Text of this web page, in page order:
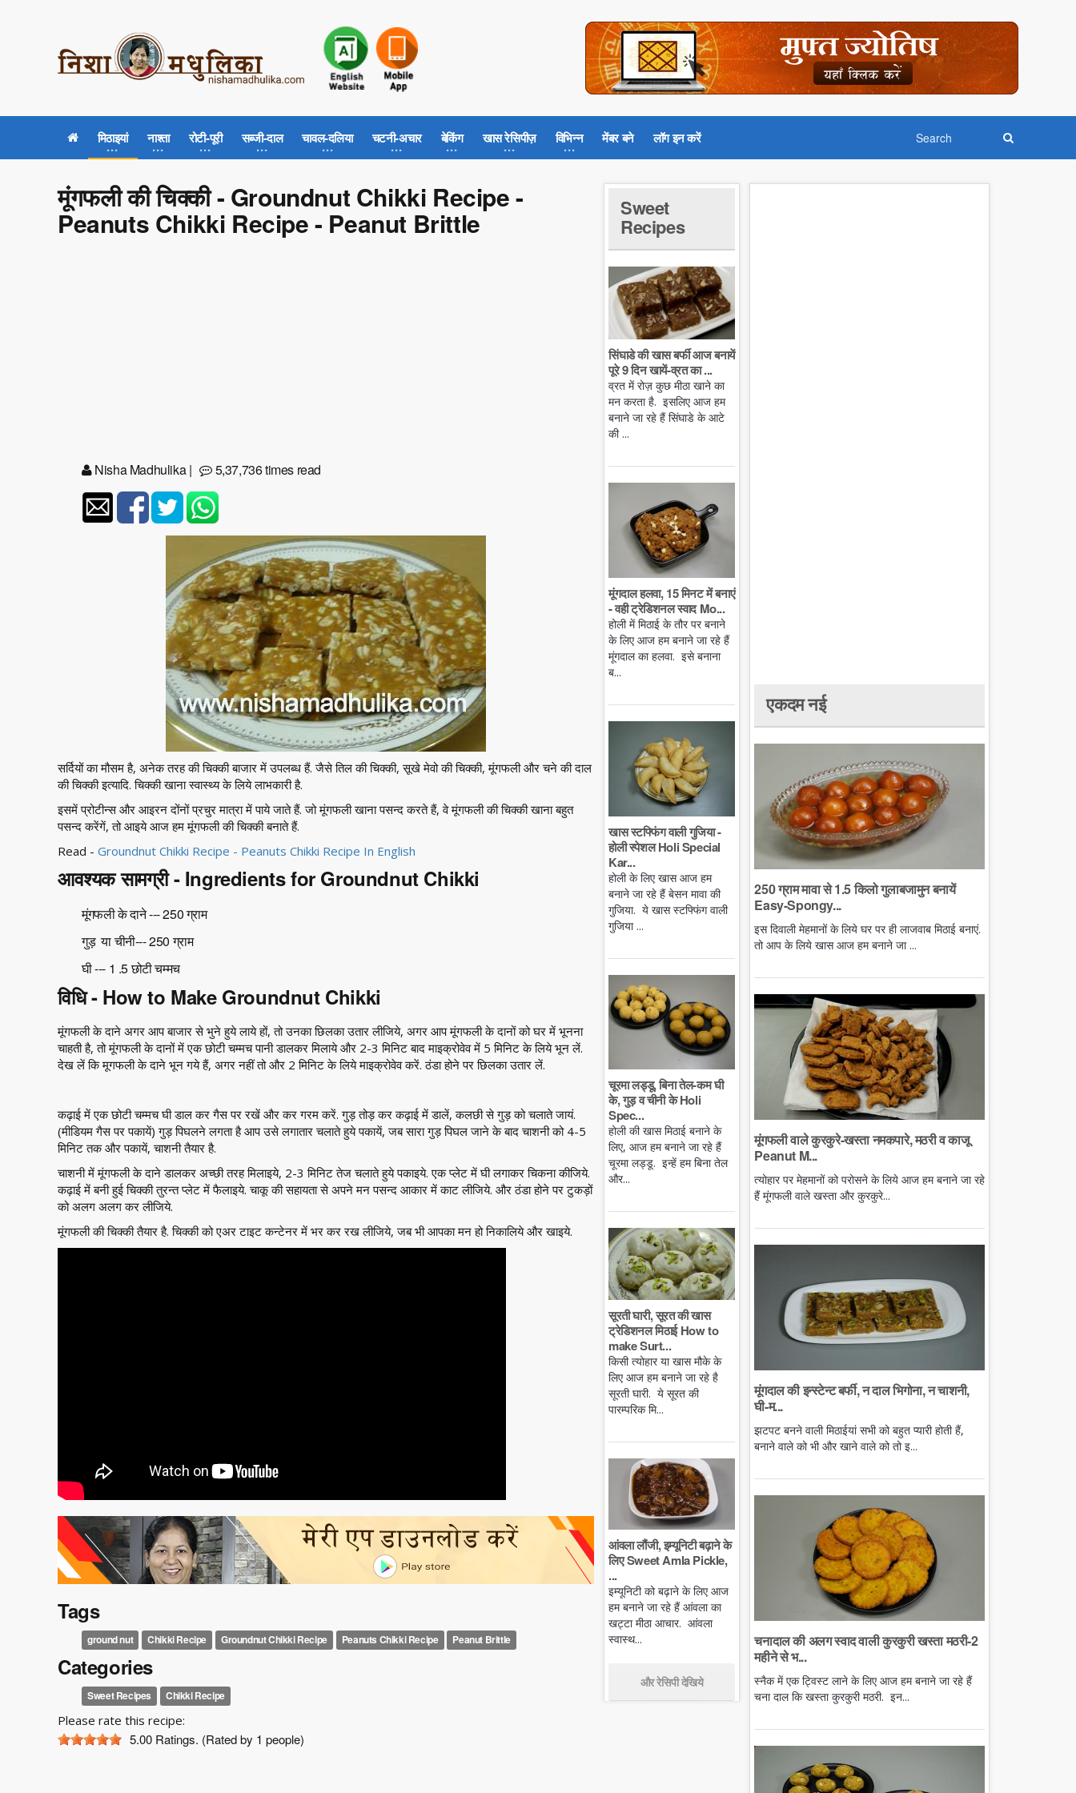
मिठाइयां नाश्ता रोटी-पूरी सब्जी-दाल चावल-दलिया चटनी-अचार बेकिंग खास रेसिपीज़ विभिन्न मेंबर बने लॉग इन करें
मूंगफली की चिक्की - Groundnut Chikki Recipe -
Peanuts Chikki Recipe - Peanut Brittle
Nisha Madhulika| 5,37,736 times read
सर्दियों का मौसम है, अनेक तरह की चिक्की बाजार में उपलब्ध हैं. जैसे तिल की चिक्की, सूखे मेवो की चिक्की, मूंगफली और चने की दाल
की चिक्की इत्यादि. चिक्की खाना स्वास्थ्य के लिये लाभकारी है.
इसमें प्रोटीन्स और आइरन दोंनों प्रचुर मात्रा में पाये जाते हैं. जो मूंगफली खाना पसन्द करते हैं, वे मूंगफली की चिक्की खाना बहुत
पसन्द करेंगें, तो आइये आज हम मूंगफली की चिक्की बनाते हैं.
Read - Groundnut Chikki Recipe - Peanuts Chikki Recipe In English
आवश्यक सामग्री - Ingredients for Groundnut Chikki
मूंगफली के दाने --- 250 ग्राम
गुड़ या चीनी--- 250 ग्राम
घी --- 1 .5 छोटी चम्मच
विधि - How to Make Groundnut Chikki
मूंगफली के दाने अगर आप बाजार से भुने हुये लाये हों, तो उनका छिलका उतार लीजिये, अगर आप मूंगफली के दानों को घर में भूनना
चाहती है, तो मूंगफली के दानों में एक छोटी चम्मच पानी डालकर मिलाये और 2-3 मिनिट बाद माइक्रोवेव में 5 मिनिट के लिये भून लें.
देख लें कि मूगफली के दाने भून गये हैं, अगर नहीं तो और 2 मिनिट के लिये माइक्रोवेव करें. ठंडा होने पर छिलका उतार लें.
कढ़ाई में एक छोटी चम्मच घी डाल कर गैस पर रखें और कर गरम करें. गुड़ तोड़ कर कढ़ाई में डालें, कलछी से गुड़ को चलाते जायं.
(मीडियम गैस पर पकायें) गुड़ पिघलने लगता है आप उसे लगातार चलाते हुये पकायें, जब सारा गुड़ पिघल जाने के बाद चाशनी को 4-5
मिनिट तक और पकायें, चाशनी तैयार है.
चाशनी में मूंगफली के दाने डालकर अच्छी तरह मिलाइये, 2-3 मिनिट तेज चलाते हुये पकाइये. एक प्लेट में घी लगाकर चिकना कीजिये.
कढ़ाई में बनी हुई चिक्की तुरन्त प्लेट में फैलाइये. चाकू की सहायता से अपने मन पसन्द आकार में काट लीजिये. और ठंडा होने पर टुकड़ों
को अलग अलग कर लीजिये.
मूंगफली की चिक्की तैयार है. चिक्की को एअर टाइट कन्टेनर में भर कर रख लीजिये, जब भी आपका मन हो निकालिये और खाइये.
Tags
ground nut Chikki Recipe Groundnut Chikki Recipe Peanuts Chikki Recipe Peanut Brittle
Categories
Sweet Recipes Chikki Recipe
Please rate this recipe:
5.00 Ratings. (Rated by 1 people)
Sweet
Recipes
सिंघाडे की खास बर्फी आज बनायें
पूरे 9 दिन खायें-व्रत का ...
व्रत में रोज़ कुछ मीठा खाने का
मन करता है. इसलिए आज हम
बनाने जा रहे हैं सिंघाडे के आटे
की ...
मूंगदाल हलवा, 15 मिनट में बनाएं
- वही ट्रेडिशनल स्वाद Mo...
होली में मिठाई के तौर पर बनाने
के लिए आज हम बनाने जा रहे हैं
मूंगदाल का हलवा. इसे बनाना
ब...
खास स्टफ्फिंग वाली गुजिया -
होली स्पेशल Holi Special
Kar...
होली के लिए खास आज हम
बनाने जा रहे हैं बेसन मावा की
गुजिया. ये खास स्टफ्फिंग वाली
गुजिया ...
चूरमा लड्डू, बिना तेल-कम घी
के, गुड़ व चीनी के Holi
Spec...
होली की खास मिठाई बनाने के
लिए, आज हम बनाने जा रहे हैं
चूरमा लड्डू. इन्हें हम बिना तेल
और...
सूरती घारी, सूरत की खास
ट्रेडिशनल मिठाई How to
make Surt...
किसी त्योहार या खास मौके के
लिए आज हम बनाने जा रहे है
सूरती घारी. ये सूरत की
पारम्परिक मि...
आंवला लौंजी, इम्यूनिटी बढ़ाने के
लिए Sweet Amla Pickle,
...
इम्यूनिटी को बढ़ाने के लिए आज
हम बनाने जा रहे हैं आंवला का
खट्टा मीठा आचार. आंवला
स्वास्थ...
और रेसिपी देखिये
एकदम नई
250 ग्राम मावा से 1.5 किलो गुलाबजामुन बनायें
Easy-Spongy...
इस दिवाली मेहमानों के लिये घर पर ही लाजवाब मिठाई बनाएं.
तो आप के लिये खास आज हम बनाने जा ...
मूंगफली वाले कुरकुरे-खस्ता नमकपारे, मठरी व काजू
Peanut M...
त्योहार पर मेहमानों को परोसने के लिये आज हम बनाने जा रहे
हैं मूंगफली वाले खस्ता और कुरकुरे...
मूंगदाल की इन्स्टेन्ट बर्फी, न दाल भिगोना, न चाशनी,
घी-म...
झटपट बनने वाली मिठाईयां सभी को बहुत प्यारी होती हैं,
बनाने वाले को भी और खाने वाले को तो इ...
चनादाल की अलग स्वाद वाली कुरकुरी खस्ता मठरी-2
महीने से भ...
स्नैक में एक ट्विस्ट लाने के लिए आज हम बनाने जा रहे हैं
चना दाल कि खस्ता कुरकुरी मठरी. इन...